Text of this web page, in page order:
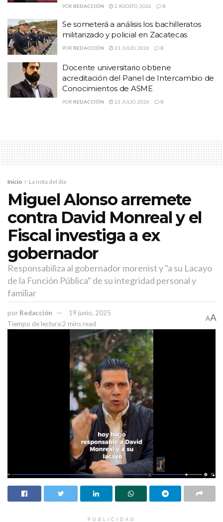
penal en su contra, el cual tendrá efecto hasta que se resuelva el
amparo interpuesto.
Temas:
Lo Mas Destacado
Obtiene Jenny González suspensión del juicio penal en su
contra
POR REDACCIÓN 2 AGOSTO, 2026 0
Se someterá a análisis los bachilleratos
militarizado y policial en Zacatecas
POR REDACCIÓN 31 JULIO, 2026 0
Docente universitario obtiene
acreditación del Panel de Intercambio de
Conocimientos de ASME
POR REDACCIÓN 23 JULIO, 2026 0
Inicio La nota del día
Miguel Alonso arremete
contra David Monreal y el
Fiscal investiga a ex
gobernador
Responsabiliza al gobernador morenist y "a su Lacayo
de la Función Pública" de su integridad personal y
familiar
por Redacción
19 junio, 2025
Tiempo de lectura:2 mins read
AA
PUBLICIDAD